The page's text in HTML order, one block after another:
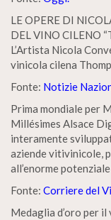
LE OPERE DI
DEL VINO CILENO
L’Artista Nicola
vinicola cilena
Fonte: Notizie
Prima mondiale per
Millésimes Alsace
interamente
aziende vitivinicole,
all’enorme
Fonte: Corriere del
Medaglia d’oro per il